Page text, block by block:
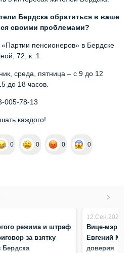
Бердска обратиться в ваше
своими проблемами?
пенсионеров» в Бердске
72, к. 1.
среда, пятница – с 9 до 12
до 18 часов.
005-78-13
каждого!
0 0 0 0
режима и штраф
за взятку
Бердска
12.Сен.2024
Вице-мэр
Евгений
доверия